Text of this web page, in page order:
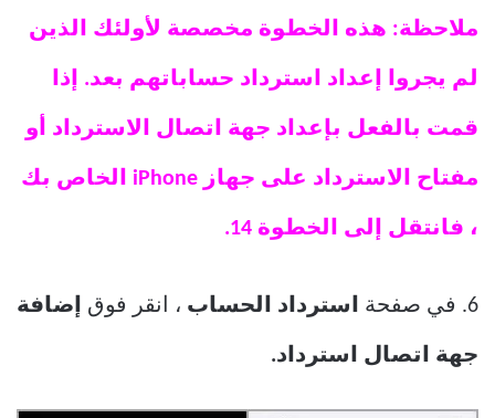
ملاحظة: هذه الخطوة مخصصة لأولئك الذين
لم يجروا إعداد استرداد حساباتهم بعد. إذا
قمت بالفعل بإعداد جهة اتصال الاسترداد أو
مفتاح الاسترداد على جهاز iPhone الخاص بك
، فانتقل إلى الخطوة 14.
6. في صفحة استرداد الحساب ، انقر فوق إضافة
جهة اتصال استرداد.